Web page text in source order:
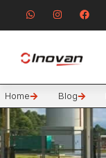
Home Blog